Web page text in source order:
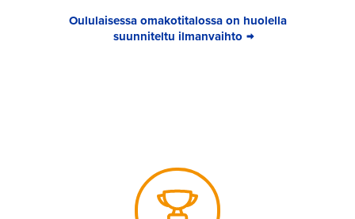
Oululaisessa omakotitalossa on huolella
suunniteltu ilmanvaihto